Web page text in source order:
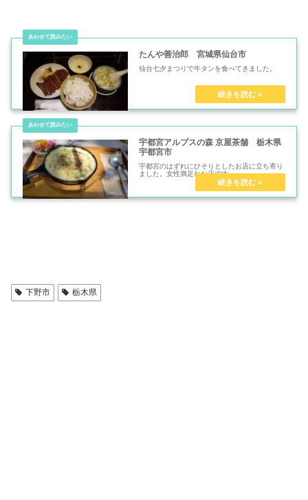
たんや善治郎 宮城県仙台市
仙台七夕まつりで牛タンを食べてきました。
宇都宮アルプスの森 京屋茶舗 栃木県
宇都宮市
宇都宮のはずれにひそりとしたお店に立ち寄り
ました。女性満足なお店です。
下野市 栃木県